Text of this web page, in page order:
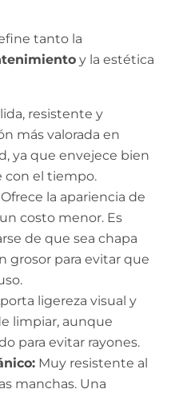
tanto la
y la estética
resistente y
más valorada en
ya que envejece bien
con el tiempo.
Ofrece la apariencia de
costo menor. Es
de que sea chapa
grosor para evitar que
ligereza visual y
limpiar, aunque
para evitar rayones.
Muy resistente al
manchas. Una